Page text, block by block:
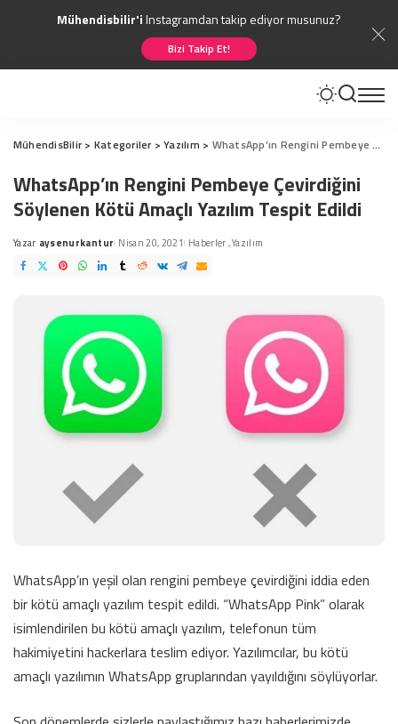
Mühendisbilir'iInstagramdan takip ediyor musunuz?
Bizi Takip Et!
MühendisBilir > Kategoriler >Yazılım > WhatsApp’ın Rengini Pembeye Çevirdiğini Söylenen Kötü Amaçlı Yazılım Tespit Edildi
WhatsApp’ın Rengini Pembeye Çevirdiğini
Söylenen Kötü Amaçlı Yazılım Tespit Edildi
Posted
by
Yazar aysenurkantur Nisan 20, 2021 Haberler Yazılım
WhatsApp’ın yeşil olan rengini pembeye çevirdiğini iddia eden
bir kötü amaçlı yazılım tespit edildi. “WhatsApp Pink” olarak
isimlendirilen bu kötü amaçlı yazılım, telefonun tüm
hakimiyetini hackerlara teslim ediyor. Yazılımcılar, bu kötü
amaçlı yazılımın WhatsApp gruplarından yayıldığını söylüyorlar.